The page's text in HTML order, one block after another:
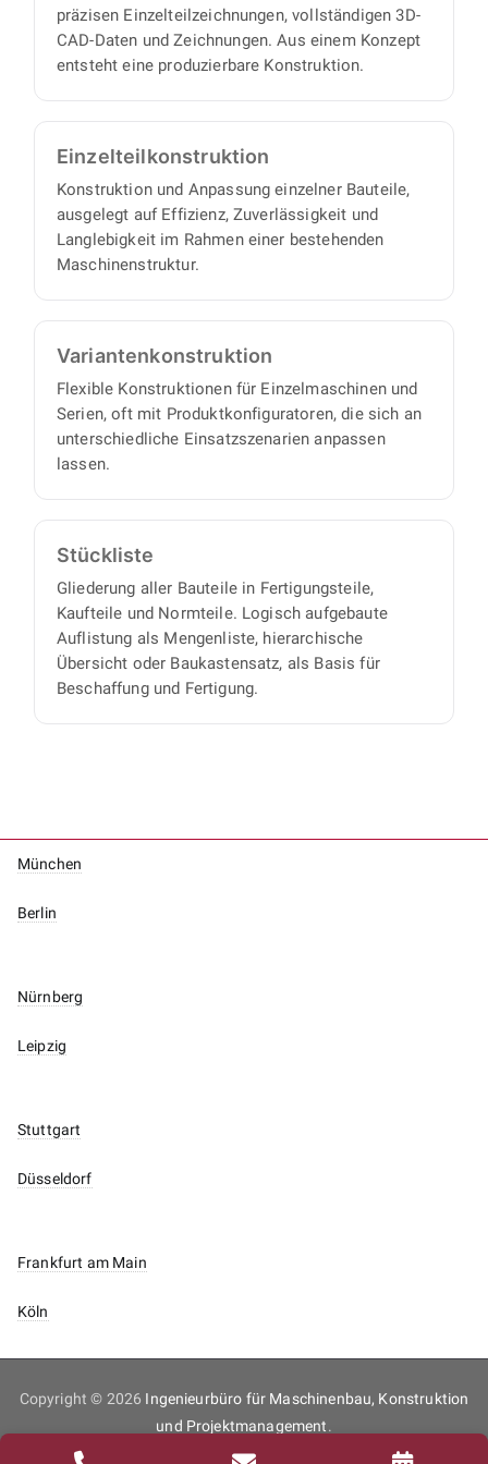
präzisen Einzelteilzeichnungen, vollständigen 3D-
CAD-Daten und Zeichnungen. Aus einem Konzept
entsteht eine produzierbare Konstruktion.
Einzelteil­konstruktion
Konstruktion und Anpassung einzelner Bauteile,
ausgelegt auf Effizienz, Zuverlässigkeit und
Langlebigkeit im Rahmen einer bestehenden
Maschinenstruktur.
Varianten­konstruktion
Flexible Konstruktionen für Einzelmaschinen und
Serien, oft mit Produktkonfiguratoren, die sich an
unterschiedliche Einsatzszenarien anpassen
lassen.
Stückliste
Gliederung aller Bauteile in Fertigungsteile,
Kaufteile und Normteile. Logisch aufgebaute
Auflistung als Mengenliste, hierarchische
Übersicht oder Baukastensatz, als Basis für
Beschaffung und Fertigung.
München
Berlin
Nürnberg
Leipzig
Stuttgart
Düsseldorf
Frankfurt am Main
Köln
Copyright © 2026 Ingenieurbüro für Maschinenbau, Konstruktion
und Projektmanagement.
Inhaltsverzeichnis
Impressum Kontakt